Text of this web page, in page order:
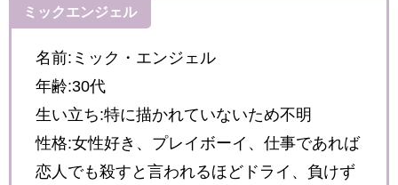
ミックエンジェル
名前:ミック・エンジェル
年齢:30代
生い立ち:特に描かれていないため不明
性格:女性好き、プレイボーイ、仕事であれば
恋人でも殺すと言われるほどドライ、負けず